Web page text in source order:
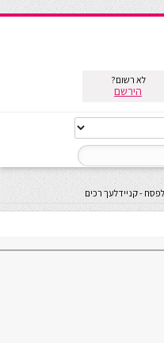
לא רשום?
הירשם
-קניידלעך רכים